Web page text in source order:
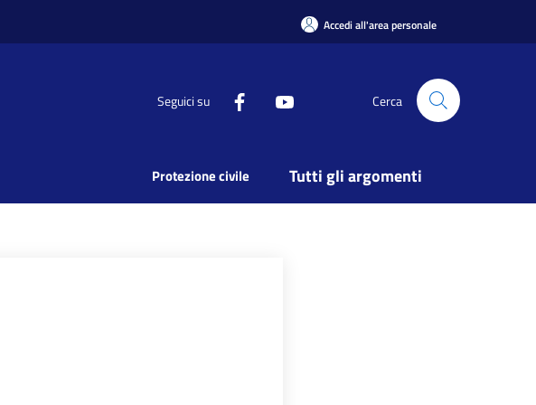
Accedi all'area personale
Seguici su Cerca
Protezione civile Tutti gli argomenti